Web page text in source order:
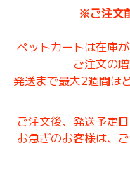
※ご注文
ペットカートは在庫
ご注文の
発送まで最大2週間ほ
ご注文後、発送予定
お急ぎのお客様は、